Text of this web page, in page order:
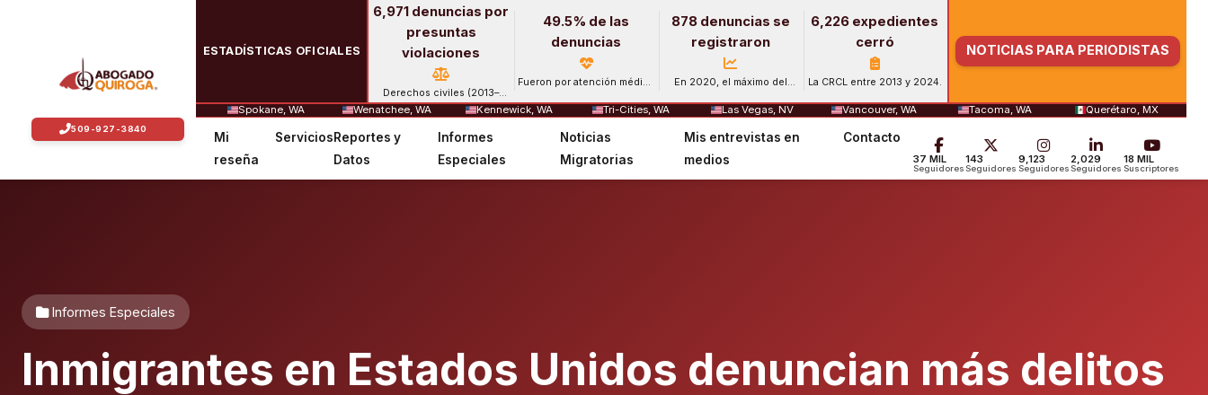
ESTADÍSTICAS OFICIALES
6,971 denuncias por
presuntas
violaciones
Derechos civiles (2013–
2024).
49.5% de las
denuncias
Fueron por atención médica
878 denuncias se
registraron
En 2020, el máximo del
6,226 expedientes
cerró
La CRCL entre 2013 y 2024.
NOTICIAS PARA PERIODISTAS
Spokane, WA Wenatchee, WA Kennewick, WA Tri-Cities, WA Las Vegas, NV Vancouver, WA Tacoma, WA Querétaro, MX
Mi
reseña
ServiciosReportes y
Datos
Informes
Especiales
Noticias
Migratorias
Mis entrevistas en
medios
Contacto
37 MIL
Seguidores
143
Seguidores
9,123
Seguidores
2,029
Seguidores
18 MIL
Suscriptores
Informes Especiales
Inmigrantes en Estados Unidos denuncian más delitos